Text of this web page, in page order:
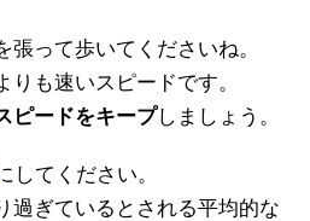
って歩いてくださいね。
も速いスピードです。
ピードをキープしましょう。
してください。
過ぎているとされる平均的な